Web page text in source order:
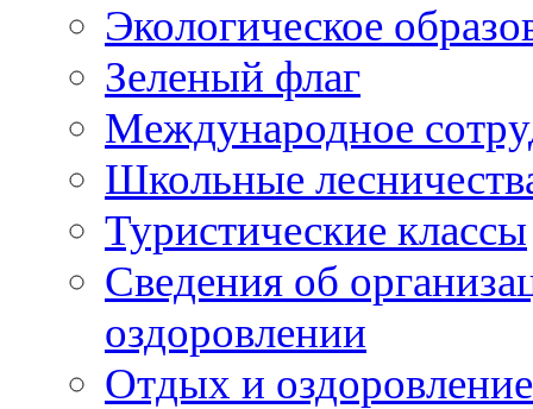
Экологическое
Зеленый флаг
Международное
Школьные
Туристические классы
Сведения об
оздоровлении
Отдых и